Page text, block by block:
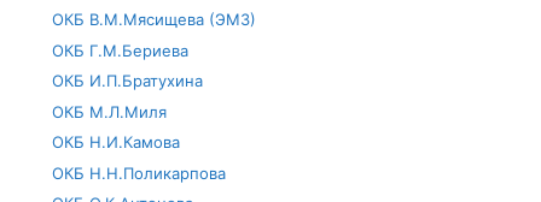
ОКБ В.М.Мясищева (ЭМЗ)
ОКБ Г.М.Бериева
ОКБ И.П.Братухина
ОКБ М.Л.Миля
ОКБ Н.И.Камова
ОКБ Н.Н.Поликарпова